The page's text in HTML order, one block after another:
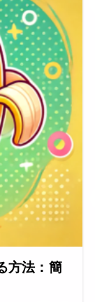
方法：簡